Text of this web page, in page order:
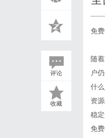
评论
收藏
免
随
户
什
资
稳定
免